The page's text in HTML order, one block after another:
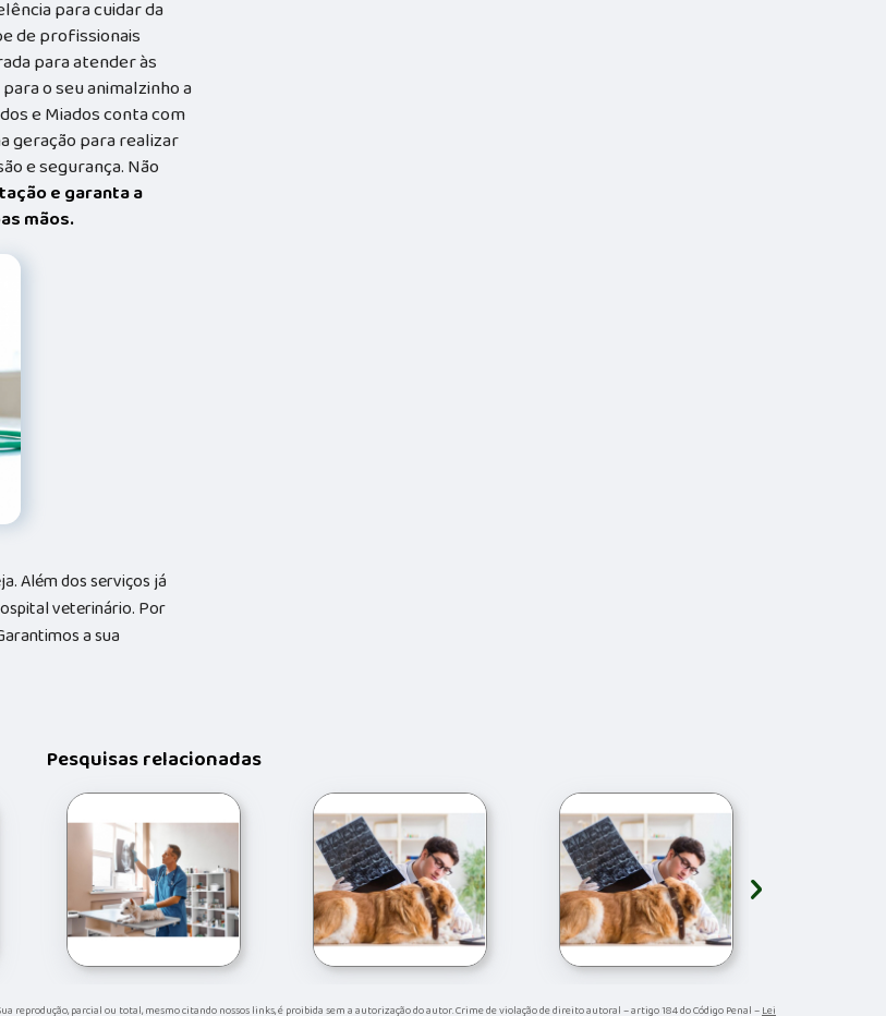
para cuidar da
de profissionais
para atender às
o seu animalzinho a
e Miados conta com
geração para realizar
e segurança. Não
e garanta a
mãos.
Além dos serviços já
veterinário. Por
a sua
Pesquisas relacionadas
›
reprodução, parcial ou total, mesmo citando nossos links, é proibida sem a autorização do autor. Crime de violação de direito autoral – artigo 184 do Código Penal –Lei